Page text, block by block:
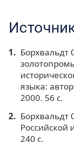
Борхвальдт
языка:
2000. 56 c.
Борхвальдт
Российской
240 с.